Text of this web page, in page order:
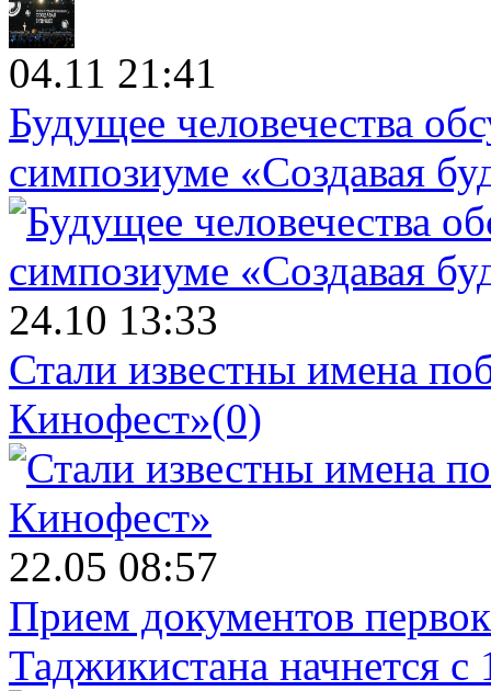
04.11 21:41
Будущее человечества
симпозиуме «Создавая
24.10 13:33
Стали известны имена
Кинофест»(0)
22.05 08:57
Прием документов
Таджикистана начнется с